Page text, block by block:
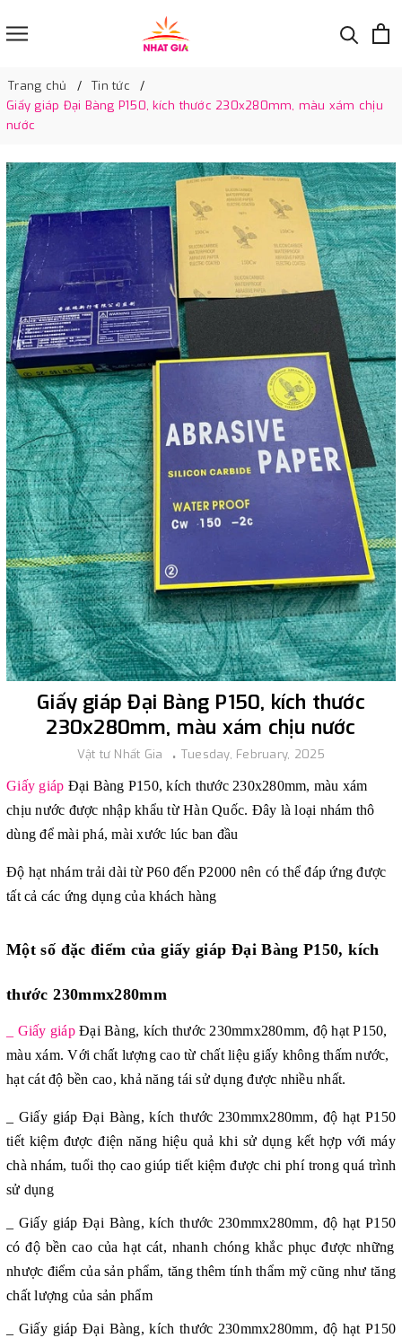
Trang chủ
Tin tức
Giấy giáp Đại Bàng P150, kích thước 230x280mm, màu xám chịu
nước
Giấy giáp Đại Bàng P150, kích thước
230x280mm, màu xám chịu nước
Vật tư Nhất Gia Tuesday, February, 2025
Giấy giáp Đại Bàng P150, kích thước 230x280mm, màu xám
chịu nước được nhập khẩu từ Hàn Quốc. Đây là loại nhám thô
dùng để mài phá, mài xước lúc ban đầu
Độ hạt nhám trải dài từ P60 đến P2000 nên có thể đáp ứng được
tất cả các ứng dụng của khách hàng
Một số đặc điểm của giấy giáp Đại Bàng P150, kích
thước 230mmx280mm
_ Giấy giáp Đại Bàng, kích thước 230mmx280mm, độ hạt P150,
màu xám. Với chất lượng cao từ chất liệu giấy không thấm nước,
hạt cát độ bền cao, khả năng tái sử dụng được nhiều nhất.
_ Giấy giápĐại Bàng, kích thước 230mmx280mm, độ hạt P150
tiết kiệm được điện năng hiệu quả khi sử dụng kết hợp với máy
chà nhám, tuổi thọ cao giúp tiết kiệm được chi phí trong quá trình
sử dụng
_ Giấy giápĐại Bàng, kích thước 230mmx280mm, độ hạt P150
có độ bền cao của hạt cát, nhanh chóng khắc phục được những
nhược điểm của sản phẩm, tăng thêm tính thẩm mỹ cũng như tăng
chất lượng của sản phẩm
_ Giấy giápĐại Bàng, kích thước 230mmx280mm, độ hạt P150